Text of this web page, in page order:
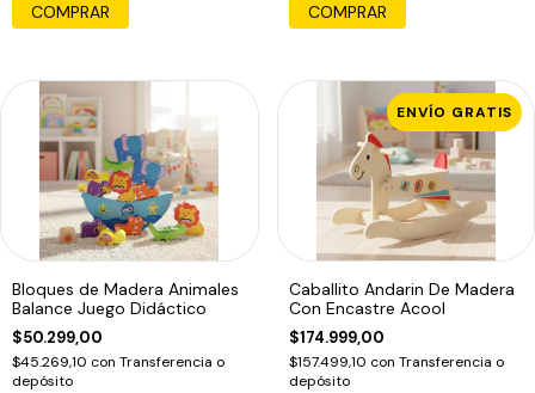
COMPRAR
Bloques de Madera Animales
Balance Juego Didáctico
$50.299,00
$45.269,10 con Transferencia o
depósito
ENVÍO GRATIS
Caballito Andarin De Madera
Con Encastre Acool
$174.999,00
$157.499,10 con Transferencia o
depósito